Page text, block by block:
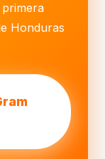
Honduras